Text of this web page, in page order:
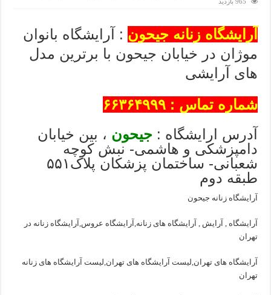
آرایشگاه زنانه جیحون : آرایشگاه بانوان
موژان در خیابان جیحون با برترین مدل
های آرایشی
شماره تماس : ۶۶۳۶۴۹۹۹
آدرس ارایشگاه : جیحون ، بین خیابان
دامپزشکی و هاشمی- نبش کوچه
شعبانی- ساختمان پزشکان پلاک۵۵۱
طبقه دوم
آرایشگاه زنانه جیحون
آرایشگاه , آرایش , آرایشگاه های زنانه,آرایشگاه عروس,آرایشگاه زنانه در
تهران
آرایشگاه های تهران,لیست آرایشگاه های تهران,لیست آرایشگاه های زنانه
تهران